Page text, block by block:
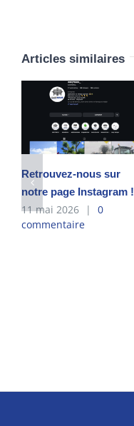
Articles similaires
Retrouvez-nous sur
notre page Instagram !
11 mai 2026 |
0
commentaire